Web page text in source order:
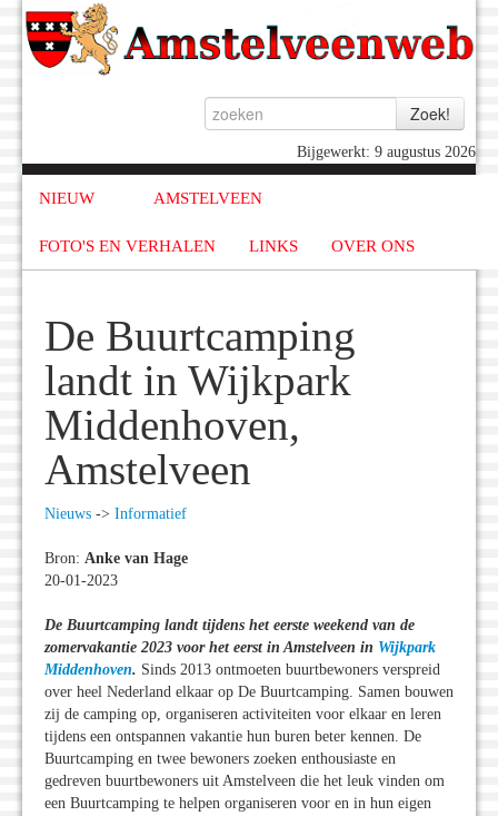
Bijgewerkt: 9 augustus 2026
NIEUW AMSTELVEEN
FOTO'S EN VERHALEN LINKS OVER ONS
De Buurtcamping
landt in Wijkpark
Middenhoven,
Amstelveen
Nieuws -> Informatief
Bron: Anke van Hage
20-01-2023
De Buurtcamping landt tijdens het eerste weekend van de
zomervakantie 2023 voor het eerst in Amstelveen in Wijkpark
Middenhoven. Sinds 2013 ontmoeten buurtbewoners verspreid
over heel Nederland elkaar op De Buurtcamping. Samen bouwen
zij de camping op, organiseren activiteiten voor elkaar en leren
tijdens een ontspannen vakantie hun buren beter kennen. De
Buurtcamping en twee bewoners zoeken enthousiaste en
gedreven buurtbewoners uit Amstelveen die het leuk vinden om
een Buurtcamping te helpen organiseren voor en in hun eigen